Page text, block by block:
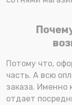
Потому что,
часть. А всю
заказа. Именно
отдает